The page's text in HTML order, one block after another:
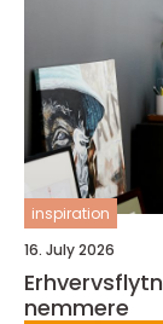
inspiration
16. July 2026
nemmere